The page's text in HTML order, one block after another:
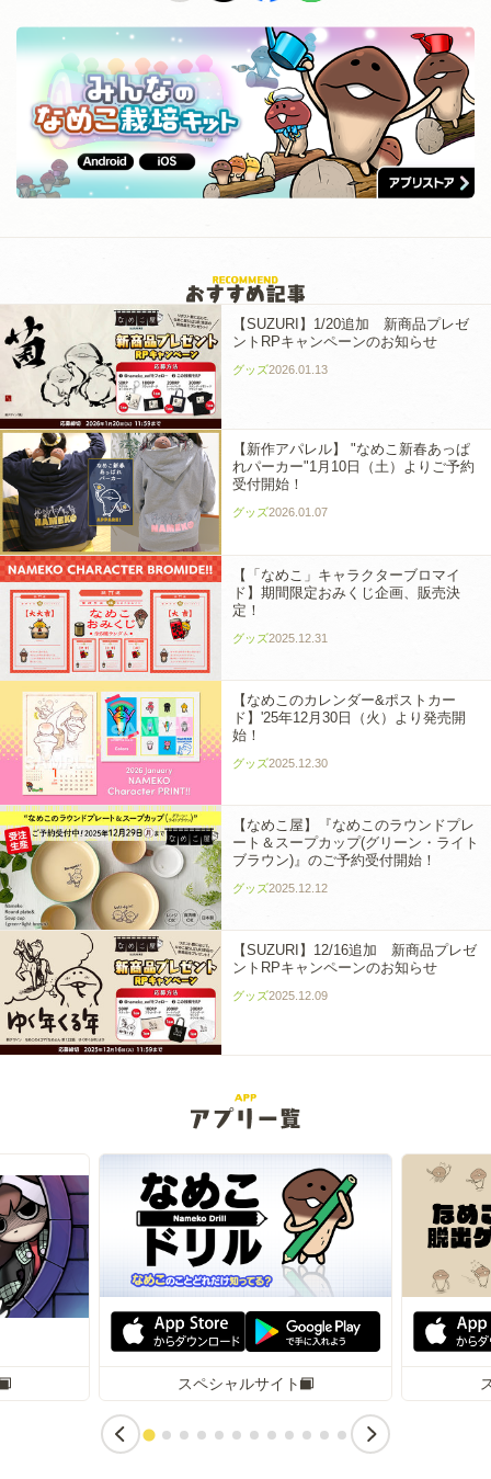
【SUZURI】1/20追加 新商品プレゼ
ントRPキャンペーンのお知らせ
グッズ2026.01.13
【新作アパレル】 "なめこ新春あっぱ
れパーカー"1月10日（土）よりご予約
受付開始！
グッズ2026.01.07
【「なめこ」キャラクターブロマイ
ド】期間限定おみくじ企画、販売決
定！
グッズ2025.12.31
【なめこのカレンダー&ポストカー
ド】'25年12月30日（火）より発売開
始！
グッズ2025.12.30
【なめこ屋】『なめこのラウンドプレ
ート＆スープカップ(グリーン・ライト
ブラウン)』のご予約受付開始！
グッズ2025.12.12
【SUZURI】12/16追加 新商品プレゼ
ントRPキャンペーンのお知らせ
グッズ2025.12.09
スペシャルサイト